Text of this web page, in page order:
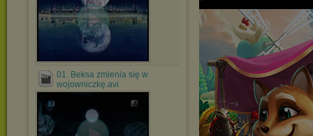
01. Beksa zmienia się w
wojowniczkę.avi